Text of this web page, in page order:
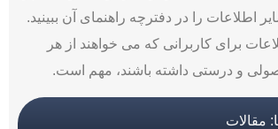
اطلاعات را در دفترچه راهنمای آن ببینید.
برای کاربرانی که می خواهند از هر
و درستی داشته باشند، مهم است.
مقالات